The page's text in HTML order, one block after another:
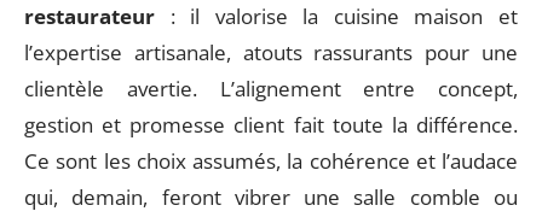
restaurateur : il valorise la cuisine maison et
l’expertise artisanale, atouts rassurants pour une
clientèle avertie. L’alignement entre concept,
gestion et promesse client fait toute la différence.
Ce sont les choix assumés, la cohérence et l’audace
qui, demain, feront vibrer une salle comble ou